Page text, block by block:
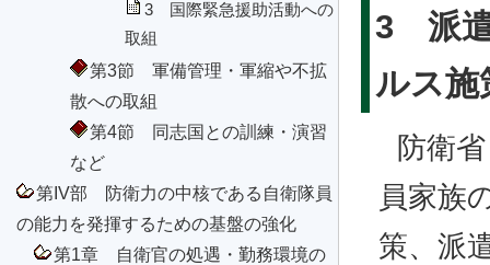
3 国際緊急援助活動への
取組
第3節 軍備管理・軍縮や不拡
散への取組
第4節 同志国との訓練・演習
など
第IV部 防衛力の中核である自衛隊員
の能力を発揮するための基盤の強化
第1章 自衛官の処遇・勤務環境の
3 派遣
ルス施
防衛
員家族
策、派